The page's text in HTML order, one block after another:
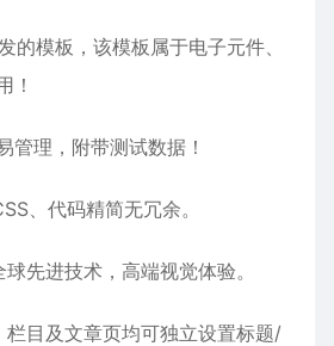
的模板，该模板属于电子元件、
！
管理，附带测试数据！
、代码精简无冗余。
先进技术，高端视觉体验。
栏目及文章页均可独立设置标题/